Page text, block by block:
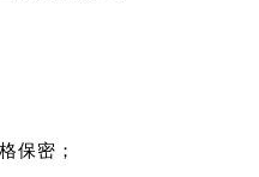
保密；